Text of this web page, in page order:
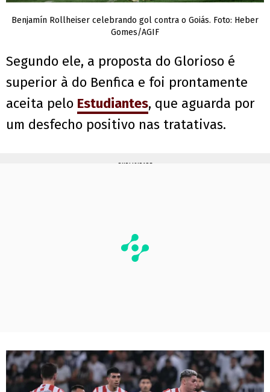
Benjamín Rollheiser celebrando gol contra o Goiás. Foto: Heber
Gomes/AGIF
Segundo ele, a proposta do Glorioso é
superior à do Benfica e foi prontamente
aceita pelo Estudiantes, que aguarda por
um desfecho positivo nas tratativas.
PUBLICIDADE